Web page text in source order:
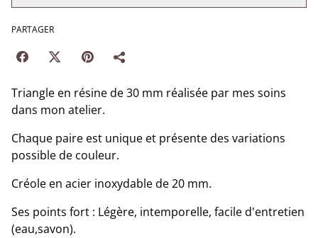
PARTAGER
Triangle en résine de 30 mm réalisée par mes soins
dans mon atelier.
Chaque paire est unique et présente des variations
possible de couleur.
Créole en acier inoxydable de 20 mm.
Ses points fort : Légère, intemporelle, facile d'entretien
(eau,savon).